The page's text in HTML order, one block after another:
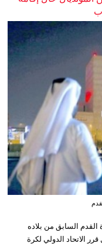
السابق من بلاده
كأس العالم 2030 في حال قرر الاتحاد الدولي لكرة